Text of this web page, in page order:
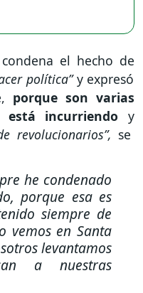
el hecho de
política”y expresó
porque son varias
incurriendo y
revolucionarios”, se
he condenado
porque esa es
siempre de
vemos en Santa
levantamos
a nuestras